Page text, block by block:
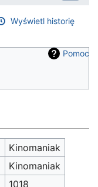
Wyświetl historię
Pomoc
Kinomaniak
Kinomaniak
1018